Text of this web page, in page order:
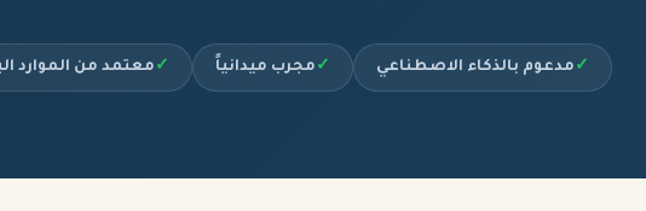
✓ مدعوم بالذكاء الاصطناعي ✓ مجرب ميدانياً ✓ معتمد من الموارد